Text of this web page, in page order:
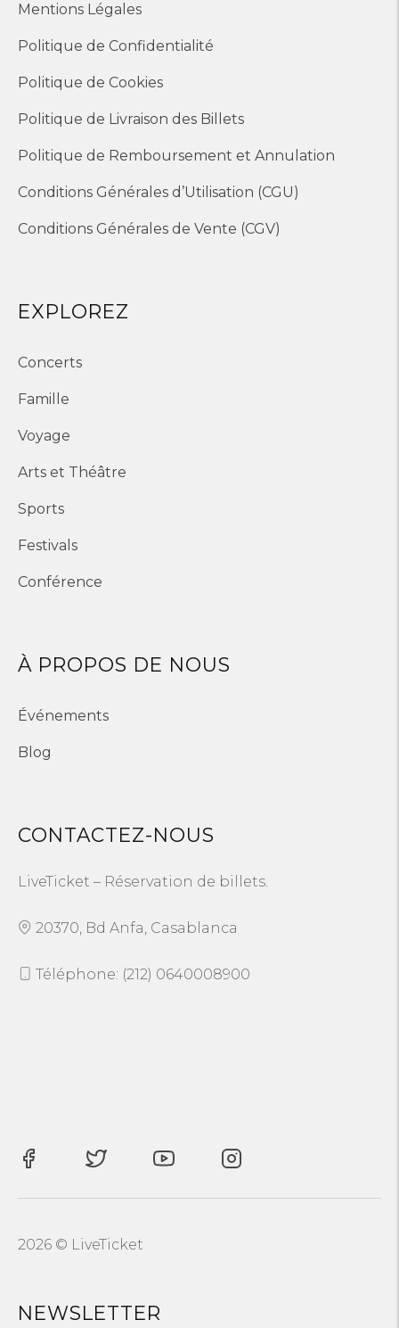
Mentions Légales
Politique de Confidentialité
Politique de Cookies
Politique de Livraison des Billets
Politique de Remboursement et Annulation
Conditions Générales d’Utilisation (CGU)
Conditions Générales de Vente (CGV)
EXPLOREZ
Concerts
Famille
Voyage
Arts et Théâtre
Sports
Festivals
Conférence
À PROPOS DE NOUS
Événements
Blog
CONTACTEZ-NOUS
LiveTicket – Réservation de billets.
20370, Bd Anfa, Casablanca
Téléphone: (212) 0640008900
2026 © LiveTicket
NEWSLETTER